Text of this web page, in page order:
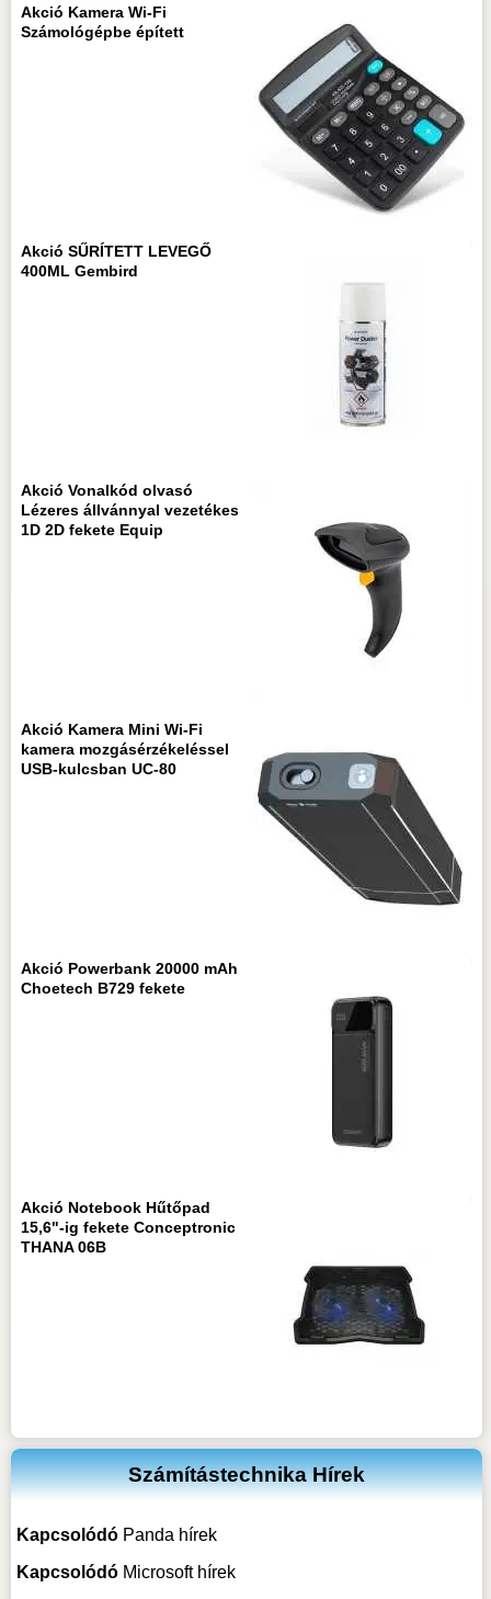
Akció Kamera Wi-Fi
Számológépbe épített
Akció SŰRÍTETT LEVEGŐ
400ML Gembird
Akció Vonalkód olvasó
Lézeres állvánnyal vezetékes
1D 2D fekete Equip
Akció Kamera Mini Wi-Fi
kamera mozgásérzékeléssel
USB-kulcsban UC-80
Akció Powerbank 20000 mAh
Choetech B729 fekete
Akció Notebook Hűtőpad
15,6"-ig fekete Conceptronic
THANA 06B
Számítástechnika Hírek
Kapcsolódó Panda hírek
Kapcsolódó Microsoft hírek